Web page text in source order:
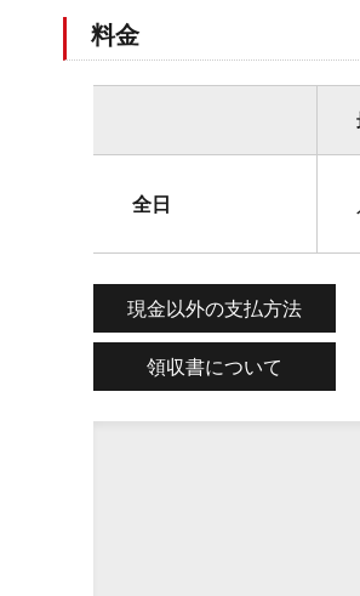
料金
全日
現金以外の支払方法
領収書について